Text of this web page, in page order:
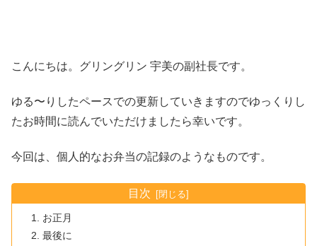
こんにちは。グリングリン 宇美の副社長です。
ゆる〜りしたペースでの更新していきますのでゆっくりし
たお時間に読んでいただけましたら幸いです。
今回は、個人的なお弁当の記録のようなものです。
目次
お正月
最後に